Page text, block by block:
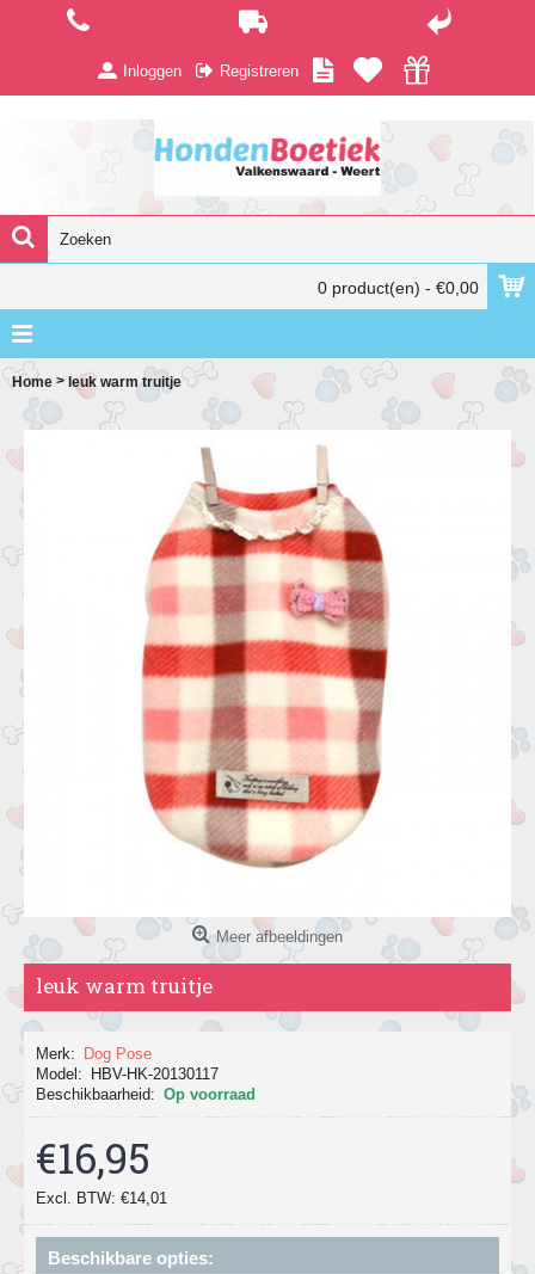
Inloggen Registreren
0 product(en) - €0,00
Home > leuk warm truitje
Meer afbeeldingen
leuk warm truitje
Merk:
Dog Pose
Model:
HBV-HK-20130117
Beschikbaarheid: Op voorraad
€16,95
Excl. BTW: €14,01
Beschikbare opties: